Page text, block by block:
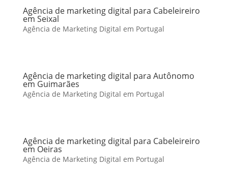
Agência de marketing digital para Cabeleireiro
em Seixal
Agência de Marketing Digital em Portugal
Agência de marketing digital para Autônomo
em Guimarães
Agência de Marketing Digital em Portugal
Agência de marketing digital para Cabeleireiro
em Oeiras
Agência de Marketing Digital em Portugal